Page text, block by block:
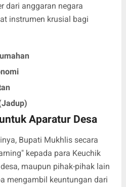
dari anggaran negara
instrumen krusial bagi
Aparatur Desa
Bupati Mukhlis secara
kepada para Keuchik
maupun pihak-pihak lain
mengambil keuntungan dari